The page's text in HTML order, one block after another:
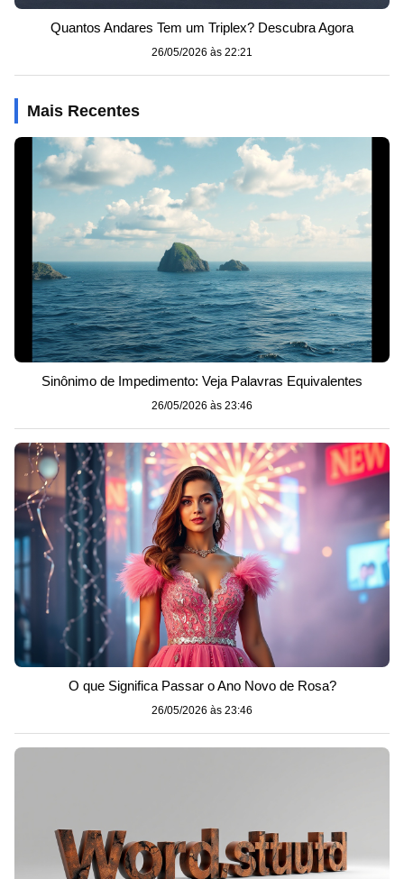
Quantos Andares Tem um Triplex? Descubra Agora
26/05/2026 às 22:21
Mais Recentes
Sinônimo de Impedimento: Veja Palavras Equivalentes
26/05/2026 às 23:46
O que Significa Passar o Ano Novo de Rosa?
26/05/2026 às 23:46